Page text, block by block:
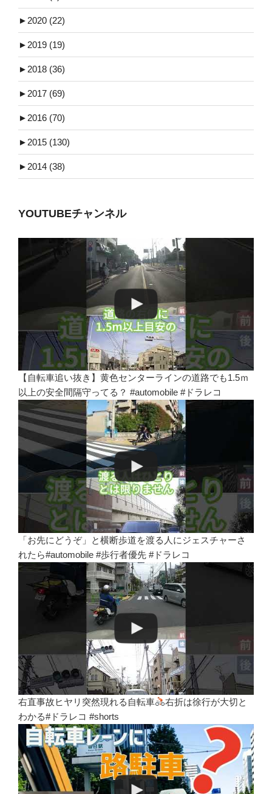
► 2020 (22)
► 2019 (19)
► 2018 (36)
► 2017 (69)
► 2016 (70)
► 2015 (130)
► 2014 (38)
YOUTUBEチャンネル
【自転車追い抜き】黄色センターラインの道路でも1.5ｍ
以上の安全間隔守ってる？ #automobile #ドラレコ
「お先にどうぞ」と横断歩道を渡る人にジェスチャーさ
れたら#automobile #歩行者優先 #ドラレコ
右直事故ヒヤリ突然現れる自転車
右折は徐行が大切と
わかる#ドラレコ #shorts